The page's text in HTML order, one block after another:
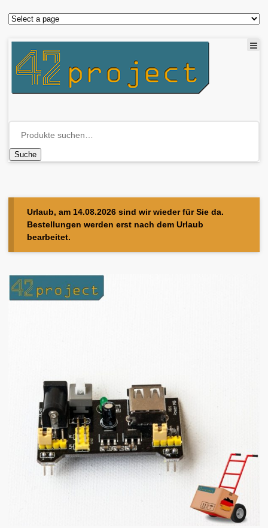
Suche
Urlaub, am 14.08.2026 sind wir wieder für Sie da.
Bestellungen werden erst nach dem Urlaub
bearbeitet.